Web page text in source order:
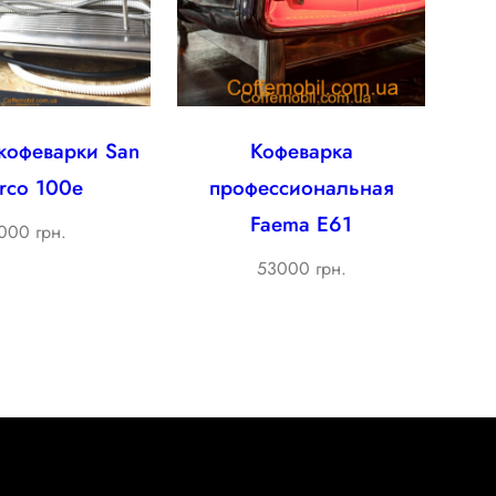
San
100e
грн.
Кофеварка
профессиональная
Faema E61
53000 грн.